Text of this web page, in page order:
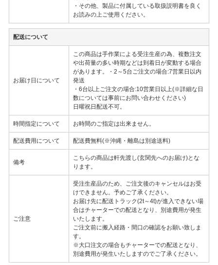
・その他、製品に付属している取扱説明書を良く
お読みの上ご使用ください。
配送について
お届け日について
この商品は手作業による受注生産の為、複数注文
や出荷量の多い時期などは到着日が変動する場合
があります。・2～5台ご注文の場合:7営業日以内
発送
・6台以上ご注文の場合:10営業日以上(※詳細な日
数については事前にお問い合わせください)
日曜祝日配送不可。
時間指定について お時間のご指定は出来ません。
配送費用について 配送費無料(※沖縄・離島は別途送料)
備考
こちらの商品は軒先渡し(玄関先へのお届け)とな
ります。
ご注意
受注生産品のため、ご注文後のキャンセルはお受
けできません。予めご了承ください。
お届け先に配送トラック(2t～4t)が進入できない場
合はチャーターでの配送となり、別途費用が発生
いたします。
ご注文前に搬入経路・間口の確認をお願い致しま
す。
※大口注文の場合もチャーターでの配送となり、
別途費用が発生いたしますのでご了承ください。